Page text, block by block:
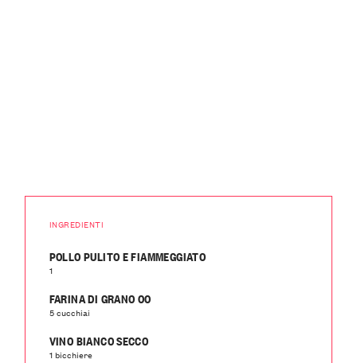
INGREDIENTI
POLLO PULITO E FIAMMEGGIATO
1
FARINA DI GRANO 00
5 cucchiai
VINO BIANCO SECCO
1 bicchiere